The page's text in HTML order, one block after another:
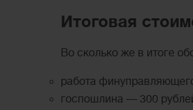
Итоговая
Во сколько же в итоге
работа
госпошлина — 300